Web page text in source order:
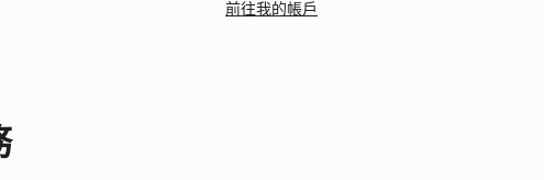
前往我的帳戶